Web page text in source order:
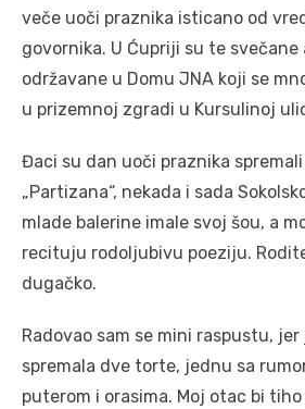
veče uoči praznika isticano od
govornika. U Ćupriji su te svečane
održavane u Domu JNA koji se
u prizemnoj zgradi u Kursulinoj
Đaci su dan uoči praznika
„Partizana“, nekada i sada
mlade balerine imale svoj šou, a
recituju rodoljubivu poeziju.
dugačko.
Radovao sam se mini raspustu,
spremala dve torte, jednu sa
puterom i orasima. Moj otac bi